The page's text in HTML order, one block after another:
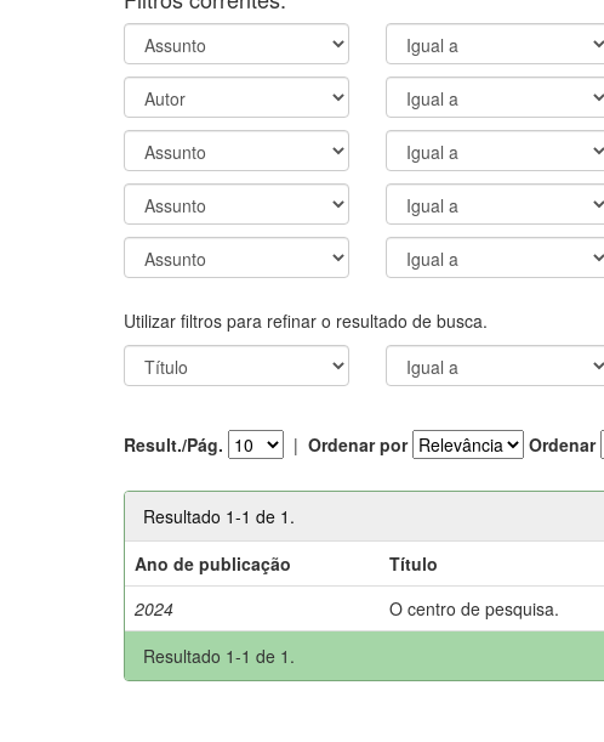
Utilizar filtros para refinar o resultado de busca.
Result./Pág. | Ordenar por Ordenar
Resultado 1-1 de 1.
Ano de publicação
Título
2024
O centro de pesquisa.
Resultado 1-1 de 1.